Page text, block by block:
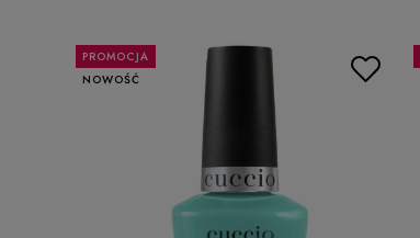
PROMOCJA
NOWOŚĆ